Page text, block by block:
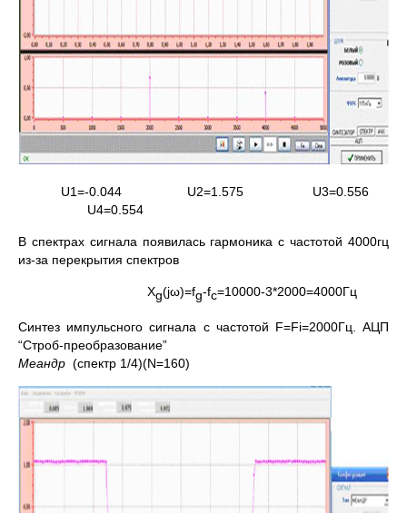
U1=-0.044 U2=1.575 U3=0.556
U4=0.554
В спектрах сигнала появилась гармоника с частотой 4000гц
из-за перекрытия спектров
Xg(jω)=fg-fc=10000-3*2000=4000Гц
Синтез импульсного сигнала с частотой F=Fi=2000Гц. АЦП
“Строб-преобразование”
Меандр (спектр 1/4)(N=160)